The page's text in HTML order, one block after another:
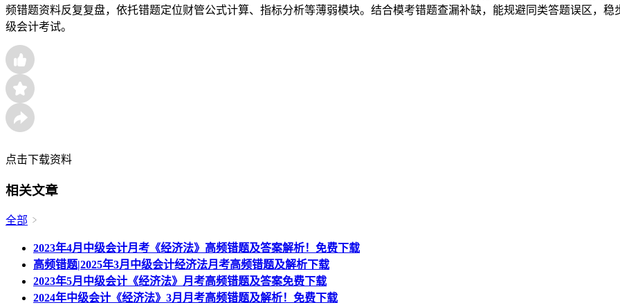
频错题资料反复复盘，依托错题定位财管公式计算、指标分析等薄弱模块。结合模考错题查漏补缺，能规避同类答题误区，
级会计考试。
点击下载资料
相关文章
全部
2023年4月中级会计月考《经济法》高频错题及答案解析！免费下载
高频错题|2025年3月中级会计经济法月考高频错题及解析下载
2023年5月中级会计《经济法》月考高频错题及答案免费下载
2024年中级会计《经济法》3月月考高频错题及解析！免费下载